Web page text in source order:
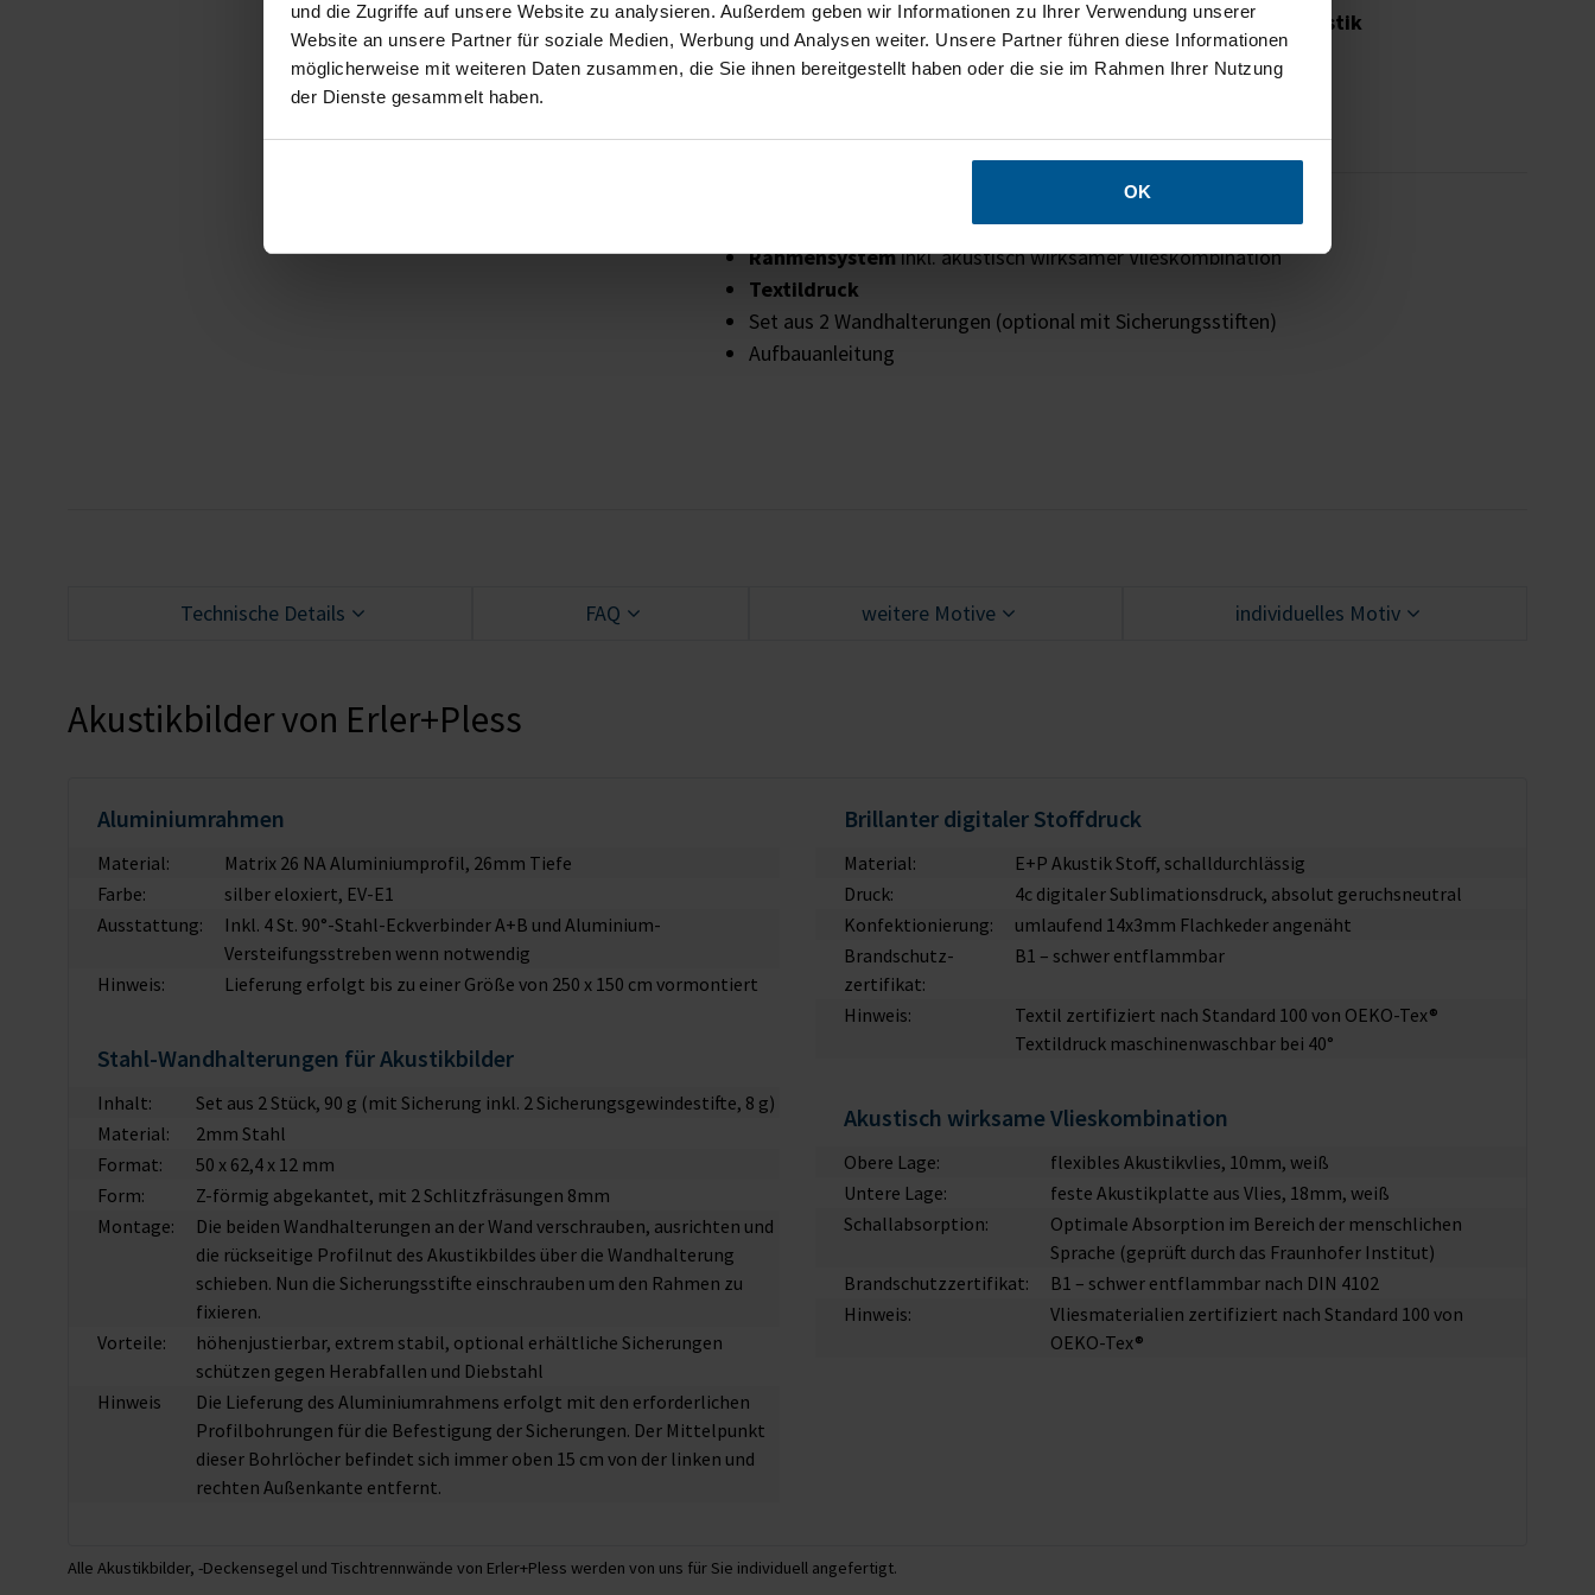
und die Zugriffe auf unsere Website zu analysieren. Außerdem geben wir Informationen zu Ihrer Verwendung unserer
Website an unsere Partner für soziale Medien, Werbung und Analysen weiter. Unsere Partner führen diese Informationen
möglicherweise mit weiteren Daten zusammen, die Sie ihnen bereitgestellt haben oder die sie im Rahmen Ihrer Nutzung
der Dienste gesammelt haben.
OK
VerbesserteHörsamkeit,Sprachverständlichkeit undRaumakustik
Steigerung des Wohlbefindensund der Konzentrationsfähigkeit
waschbare Motiv-Spanntücher undwerkzeugloser Motivwechsel
Rahmensysteminkl. akustisch wirksamer Vlieskombination
Textildruck
Set aus 2 Wandhalterungen (optional mit Sicherungsstiften)
Aufbauanleitung
Technische Details FAQ weitere Motive individuelles Motiv
Akustikbilder von Erler+Pless
Aluminiumrahmen
Material:
Matrix 26 NA Aluminiumprofil, 26mm Tiefe
Farbe:
silber eloxiert, EV-E1
Ausstattung:
Inkl. 4 St. 90°-Stahl-Eckverbinder A+B und Aluminium-
Versteifungsstreben wenn notwendig
Hinweis:
Lieferung erfolgt bis zu einer Größe von 250 x 150 cm vormontiert
Stahl-Wandhalterungen für Akustikbilder
Inhalt:
Set aus 2 Stück, 90 g (mit Sicherung inkl. 2 Sicherungsgewindestifte, 8 g)
Material:
2mm Stahl
Format:
50 x 62,4 x 12 mm
Form:
Z-förmig abgekantet, mit 2 Schlitzfräsungen 8mm
Montage:
Die beiden Wandhalterungen an der Wand verschrauben, ausrichten und
die rückseitige Profilnut des Akustikbildes über die Wandhalterung
schieben. Nun die Sicherungsstifte einschrauben um den Rahmen zu
fixieren.
Vorteile:
höhenjustierbar, extrem stabil, optional erhältliche Sicherungen
schützen gegen Herabfallen und Diebstahl
Hinweis
Die Lieferung des Aluminiumrahmens erfolgt mit den erforderlichen
Profilbohrungen für die Befestigung der Sicherungen. Der Mittelpunkt
dieser Bohrlöcher befindet sich immer oben 15 cm von der linken und
rechten Außenkante entfernt.
Brillanter digitaler Stoffdruck
Material:
E+P Akustik Stoff, schalldurchlässig
Druck:
4c digitaler Sublimationsdruck, absolut geruchsneutral
Konfektionierung:
umlaufend 14x3mm Flachkeder angenäht
Brandschutz­
zertifikat:
B1 – schwer entflammbar
Hinweis:
Textil zertifiziert nach Standard 100 von OEKO-Tex®
Textildruck maschinenwaschbar bei 40°
Akustisch wirksame Vlieskombination
Obere Lage:
flexibles Akustikvlies, 10mm, weiß
Untere Lage:
feste Akustikplatte aus Vlies, 18mm, weiß
Schallabsorption:
Optimale Absorption im Bereich der menschlichen
Sprache (geprüft durch das Fraunhofer Institut)
Brandschutzzertifikat:
B1 – schwer entflammbar nach DIN 4102
Hinweis:
Vliesmaterialien zertifiziert nach Standard 100 von
OEKO-Tex®
Alle Akustikbilder, -Deckensegel und Tischtrennwände von Erler+Pless werden von uns für Sie individuell angefertigt.